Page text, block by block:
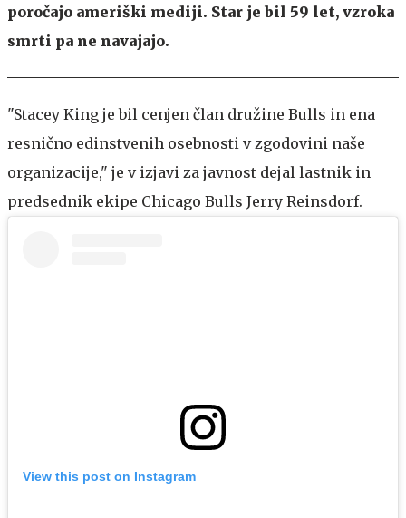
poročajo ameriški mediji. Star je bil 59 let, vzroka
smrti pa ne navajajo.
"Stacey King je bil cenjen član družine Bulls in ena
resnično edinstvenih osebnosti v zgodovini naše
organizacije," je v izjavi za javnost dejal lastnik in
predsednik ekipe Chicago Bulls Jerry Reinsdorf.
View this post on Instagram